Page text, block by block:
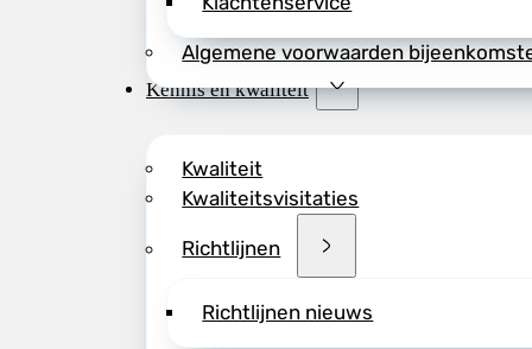
Algemene voorwaarden
Kennis en kwaliteit
Kwaliteit
Kwaliteitsvisitaties
Richtlijnen
Richtlijnen nieuws